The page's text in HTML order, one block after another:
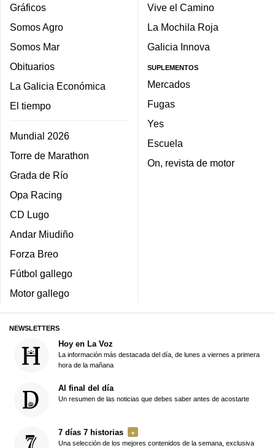
Gráficos
Somos Agro
Somos Mar
Obituarios
La Galicia Económica
El tiempo
Mundial 2026
Torre de Marathon
Grada de Río
Opa Racing
CD Lugo
Andar Miudiño
Forza Breo
Fútbol gallego
Motor gallego
Vive el Camino
La Mochila Roja
Galicia Innova
SUPLEMENTOS
Mercados
Fugas
Yes
Escuela
On, revista de motor
NEWSLETTERS
Hoy en La Voz
La información más destacada del día, de lunes a viernes a primera
hora de la mañana
Al final del día
Un resumen de las noticias que debes saber antes de acostarte
7 días 7 historias
Una selección de los mejores contenidos de la semana, exclusiva